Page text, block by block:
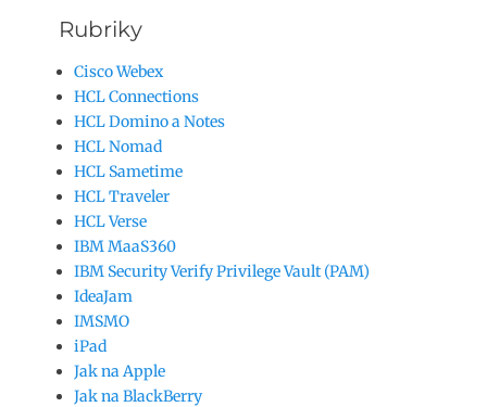
Rubriky
Cisco Webex
HCL Connections
HCL Domino a Notes
HCL Nomad
HCL Sametime
HCL Traveler
HCL Verse
IBM MaaS360
IBM Security Verify Privilege Vault (PAM)
IdeaJam
IMSMO
iPad
Jak na Apple
Jak na BlackBerry